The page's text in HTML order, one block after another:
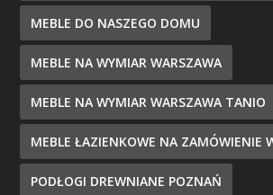
MEBLE DO NASZEGO DOMU
MEBLE NA WYMIAR WARSZAWA
MEBLE NA WYMIAR WARSZAWA TANIO
MEBLE ŁAZIENKOWE NA ZAMÓWIENIE
PODŁOGI DREWNIANE POZNAŃ